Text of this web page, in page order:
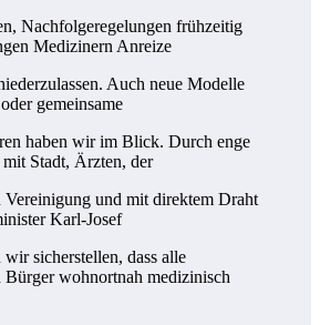
Nachfolgeregelungen frühzeitig
Medizinern Anreize
Auch neue Modelle
gemeinsame
haben wir im Blick. Durch enge
Stadt, Ärzten, der
Vereinigung und mit direktem Draht
Karl-Josef
sicherstellen, dass alle
wohnortnah medizinisch